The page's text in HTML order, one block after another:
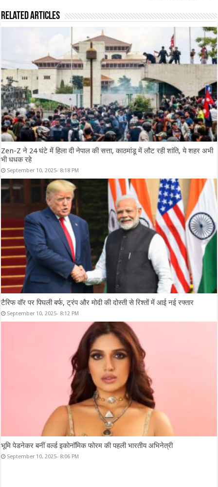
Related Articles
Zen-Z ने 24 घंटे में हिला दी नेपाल की सत्ता, काठमांडू में लौट रही शांति, ये शहर अभी
भी धधक रहे
September 10, 2025- 8:18 PM
टैरिफ वॉर पर पिघली बर्फ, ट्रंप और मोदी की दोस्ती से रिश्तों में आई नई रफ्तार
September 10, 2025- 8:12 PM
भूमि पेडनेकर बनीं वर्ल्ड इकोनॉमिक फोरम की पहली भारतीय अभिनेत्री
September 10, 2025- 8:06 PM